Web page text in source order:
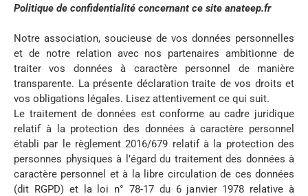
Politique de confidentialité concernant ce site anateep.fr
Notre association, soucieuse de vos données personnelles
et de notre relation avec nos partenaires ambitionne de
traiter vos données à caractère personnel de manière
transparente. La présente déclaration traite de vos droits et
vos obligations légales. Lisez attentivement ce qui suit.
Le traitement de données est conforme au cadre juridique
relatif à la protection des données à caractère personnel
établi par le règlement 2016/679 relatif à la protection des
personnes physiques à l’égard du traitement des données à
caractère personnel et à la libre circulation de ces données
(dit RGPD) et la loi n° 78-17 du 6 janvier 1978 relative à